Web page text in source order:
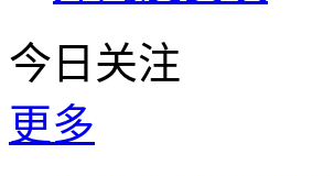
今日关注
更多